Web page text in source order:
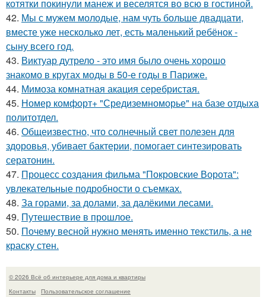
котятки покинули манеж и веселятся во всю в гостиной.
42. Мы с мужем молодые, нам чуть больше двадцати,
вместе уже несколько лет, есть маленький ребёнок -
сыну всего год.
43. Виктуар дутрело - это имя было очень хорошо
знакомо в кругах моды в 50-е годы в Париже.
44. Мимоза комнатная акация серебристая.
45. Номер комфорт+ "Средиземноморье" на базе отдыха
политотдел.
46. Общеизвестно, что солнечный свет полезен для
здоровья, убивает бактерии, помогает синтезировать
сератонин.
47. Процесс создания фильма "Покровские Ворота":
увлекательные подробности о съемках.
48. За горами, за долами, за далёкими лесами.
49. Путешествие в прошлое.
50. Почему весной нужно менять именно текстиль, а не
краску стен.
© 2026 Всё об интерьере для дома и квартиры
Контакты
Пользовательское соглашение